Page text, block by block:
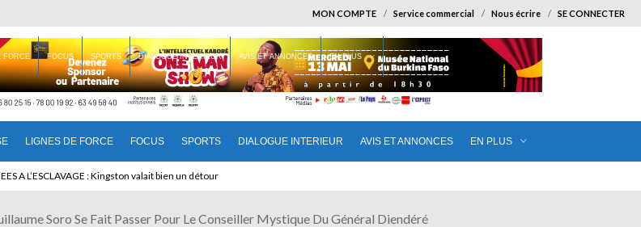
MON COMPTE Service commercial Nous écrire SE CONNECTER
LIGNES DE FORCE FOCUS SPORTS DIALOGUE INTERIEUR AVIS ET ANNONCES EN PLUS
FORCE FOCUS SPORTS DIALOGUE INTERIEUR AVIS ET ANNONCES EN PLUS
Patrice quitte le pouvoir sans partir !
Soro Se Fait Passer Pour Le Conseiller Mystique Du Général Diendéré